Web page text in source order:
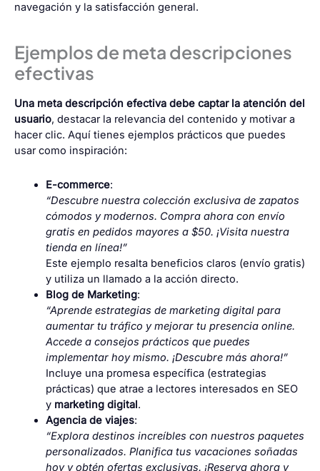
navegación y la satisfacción general.
Ejemplos de meta descripciones
efectivas
Una meta descripción efectiva debe captar la atención del
usuario, destacar la relevancia del contenido y motivar a
hacer clic. Aquí tienes ejemplos prácticos que puedes
usar como inspiración:
E-commerce:
“Descubre nuestra colección exclusiva de zapatos
cómodos y modernos. Compra ahora con envío
gratis en pedidos mayores a $50. ¡Visita nuestra
tienda en línea!”
Este ejemplo resalta beneficios claros (envío gratis)
y utiliza un llamado a la acción directo.
Blog de Marketing:
“Aprende estrategias de marketing digital para
aumentar tu tráfico y mejorar tu presencia online.
Accede a consejos prácticos que puedes
implementar hoy mismo. ¡Descubre más ahora!”
Incluye una promesa específica (estrategias
prácticas) que atrae a lectores interesados en SEO
y marketing digital.
Agencia de viajes:
“Explora destinos increíbles con nuestros paquetes
personalizados. Planifica tus vacaciones soñadas
hoy y obtén ofertas exclusivas. ¡Reserva ahora y